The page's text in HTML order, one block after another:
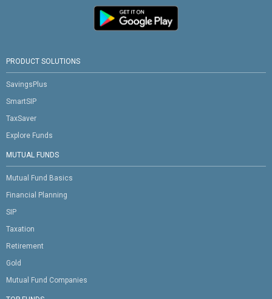
PRODUCT SOLUTIONS
SavingsPlus
SmartSIP
TaxSaver
Explore Funds
MUTUAL FUNDS
Mutual Fund Basics
Financial Planning
SIP
Taxation
Retirement
Gold
Mutual Fund Companies